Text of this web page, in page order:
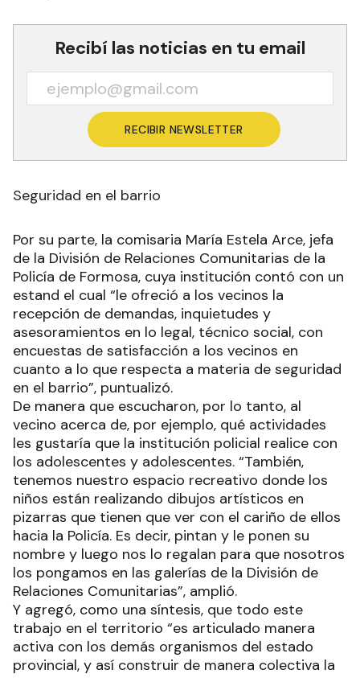
Recibí las noticias en tu email
RECIBIR NEWSLETTER
Seguridad en el barrio
Por su parte, la comisaria María Estela Arce, jefa
de la División de Relaciones Comunitarias de la
Policía de Formosa, cuya institución contó con un
estand el cual “le ofreció a los vecinos la
recepción de demandas, inquietudes y
asesoramientos en lo legal, técnico social, con
encuestas de satisfacción a los vecinos en
cuanto a lo que respecta a materia de seguridad
en el barrio”, puntualizó.
De manera que escucharon, por lo tanto, al
vecino acerca de, por ejemplo, qué actividades
les gustaría que la institución policial realice con
los adolescentes y adolescentes. “También,
tenemos nuestro espacio recreativo donde los
niños están realizando dibujos artísticos en
pizarras que tienen que ver con el cariño de ellos
hacia la Policía. Es decir, pintan y le ponen su
nombre y luego nos lo regalan para que nosotros
los pongamos en las galerías de la División de
Relaciones Comunitarias”, amplió.
Y agregó, como una síntesis, que todo este
trabajo en el territorio “es articulado manera
activa con los demás organismos del estado
provincial, y así construir de manera colectiva la